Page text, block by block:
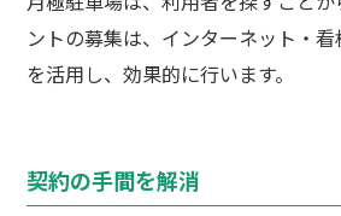
ントの募集は、インターネット・
を活用し、効果的に行います。
契約の手間を解消